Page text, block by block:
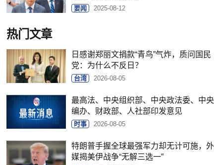
要闻 2025-08-12
热门文章
日感谢郑丽文捐款“青鸟”气炸，质问国民
党：为什么不反日？
台湾 2026-08-05
最高法、中央组织部、中央政法委、中央
编办、财政部、人社部印发意见
时事 2026-08-05
特朗普手握全球最强军力却无计可施，外
媒揭美伊战争“无解三选一”